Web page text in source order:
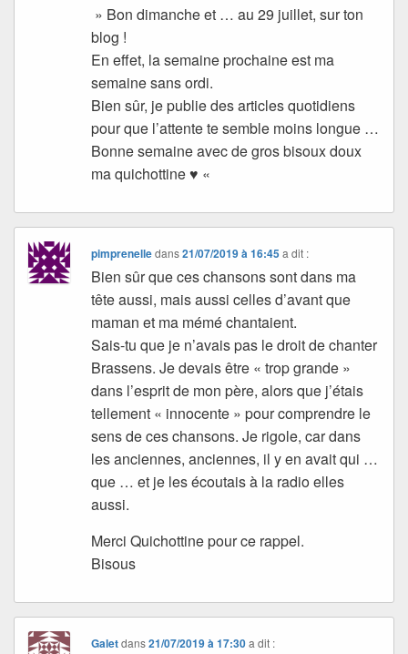
» Bon dimanche et … au 29 juillet, sur ton
blog !
En effet, la semaine prochaine est ma
semaine sans ordi.
Bien sûr, je publie des articles quotidiens
pour que l’attente te semble moins longue …
Bonne semaine avec de gros bisoux doux
ma quichottine ♥ «
pimprenelledans21/07/2019 à 16:45 a dit :
Bien sûr que ces chansons sont dans ma
tête aussi, mais aussi celles d’avant que
maman et ma mémé chantaient.
Sais-tu que je n’avais pas le droit de chanter
Brassens. Je devais être « trop grande »
dans l’esprit de mon père, alors que j’étais
tellement « innocente » pour comprendre le
sens de ces chansons. Je rigole, car dans
les anciennes, anciennes, il y en avait qui …
que … et je les écoutais à la radio elles
aussi.
Merci Quichottine pour ce rappel.
Bisous
Galetdans21/07/2019 à 17:30 a dit :